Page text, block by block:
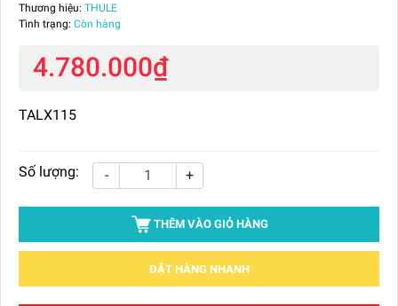
Thương hiệu: THULE
Tình trạng: Còn hàng
4.780.000₫
TALX115
Số lượng: - +
THÊM VÀO GIỎ HÀNG
ĐẶT HÀNG NHANH